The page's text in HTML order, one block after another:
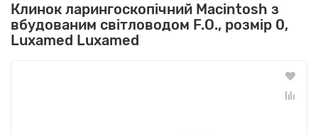
Клинок ларингоскопічний Macintosh з
вбудованим світловодом F.O., розмір 0,
Luxamed Luxamed